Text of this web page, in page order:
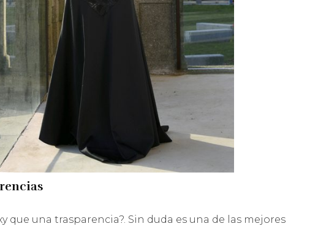
que una trasparencia?. Sin duda es una de las mejores